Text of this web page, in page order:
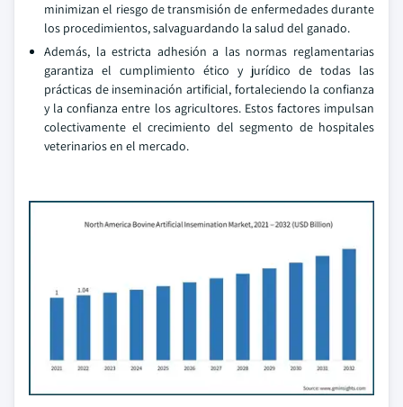
minimizan el riesgo de transmisión de enfermedades durante
los procedimientos, salvaguardando la salud del ganado.
Además, la estricta adhesión a las normas reglamentarias
garantiza el cumplimiento ético y jurídico de todas las
prácticas de inseminación artificial, fortaleciendo la confianza
y la confianza entre los agricultores. Estos factores impulsan
colectivamente el crecimiento del segmento de hospitales
veterinarios en el mercado.